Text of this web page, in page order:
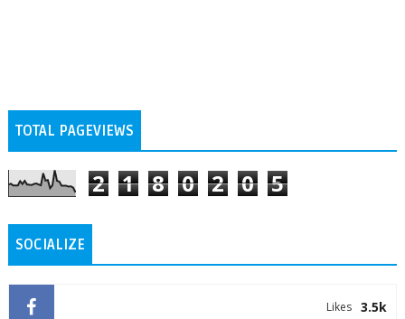
TOTAL PAGEVIEWS
2 1 8 0 2 0 5
SOCIALIZE
3.5k
Likes